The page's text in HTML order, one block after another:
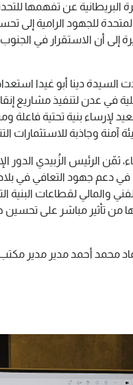
البريطانية عن تفهمها
للجهود الرامية إلى
إلى أن الاستقرار في
السيدة دينا أبو غيدا
في عدن لتنفيذ مشاريع
لإرساء بنية تحتية
آمنة وجاذبة للاستثمارات
ثمّن الرئيس الزُبيدي الدور
في دعم جهود التعافي في
والمالي لقطاعات البنية
من تأثير مباشر على تحسين
محمد أحمد مدير مدير